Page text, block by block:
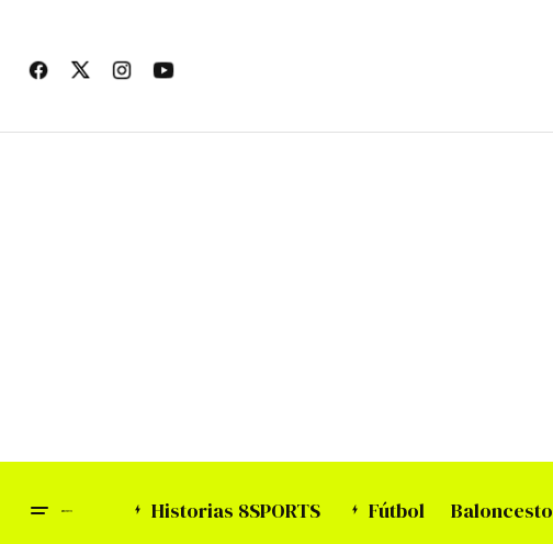
Historias 8SPORTS Fútbol Baloncesto